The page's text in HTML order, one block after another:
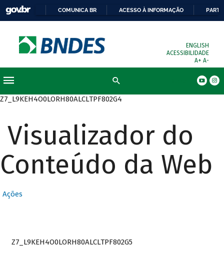
COMUNICA BR ACESSO À INFORMAÇÃO
ENGLISH
ACESSIBILIDADE
A+ A-
Z7_L9KEH4O0LORH80ALCLTPF802G4
Visualizador do
Conteúdo da Web
Ações
Z7_L9KEH4O0LORH80ALCLTPF802G5